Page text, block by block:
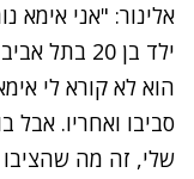
אלינור: "אני אימא
ילד בן 20 בתל אביב ולא איתי, שאנחנו לא ישנים ביחד.
הוא לא קורא לי
סביבו ואחריו. אבל
שלי, זה מה שהציבו